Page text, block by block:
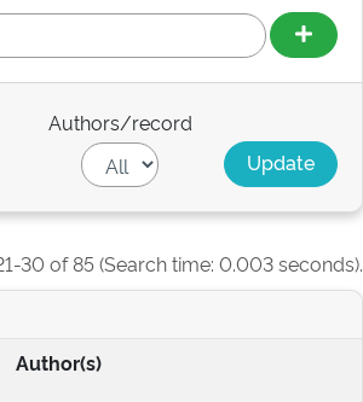
Authors/record
30 of 85 (Search time: 0.003 seconds).
Author(s)